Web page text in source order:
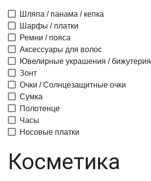
Шляпа / панама / кепка
Шарфы / платки
Ремни / пояса
Аксессуары для волос
Ювелирные украшения / бижутерия
Зонт
Очки / Солнцезащитные очки
Сумка
Полотенце
Часы
Носовые платки
Косметика